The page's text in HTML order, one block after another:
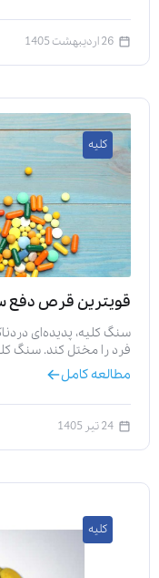
26 اردیبهشت 1405
کلیه
قویترین قرص دفع
سنگ کلیه، پدیده‌ای
فرد را مختل کند. سنگ
مطالعه کامل
24 تیر 1405
کلیه